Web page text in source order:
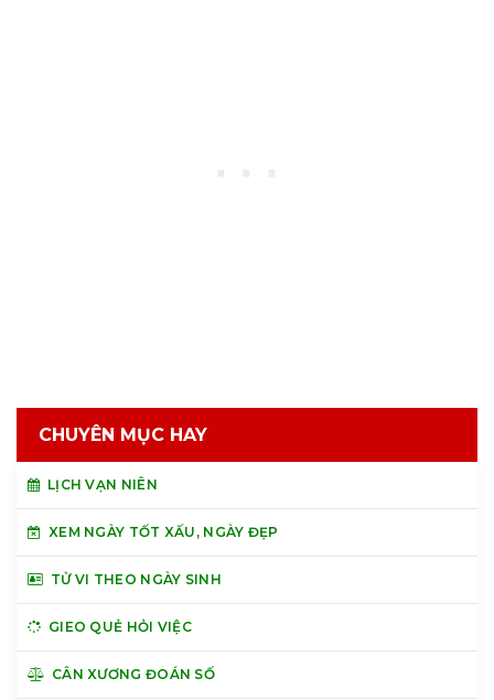
CHUYÊN MỤC HAY
LỊCH VẠN NIÊN
XEM NGÀY TỐT XẤU, NGÀY ĐẸP
TỬ VI THEO NGÀY SINH
GIEO QUẺ HỎI VIỆC
CÂN XƯƠNG ĐOÁN SỐ